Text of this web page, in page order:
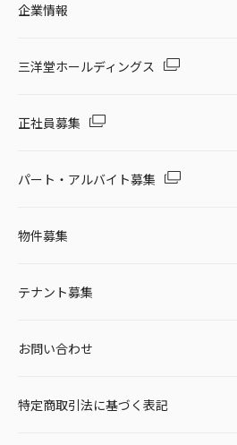
企業情報
三洋堂ホールディングス
正社員募集
パート・アルバイト募集
物件募集
テナント募集
お問い合わせ
特定商取引法に基づく表記